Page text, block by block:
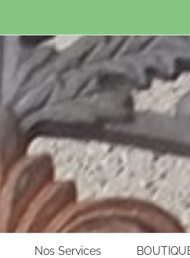
Nos Services